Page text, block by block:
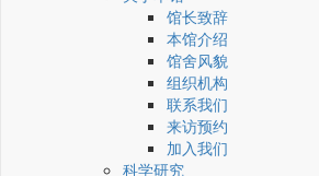
馆长致辞
本馆介绍
馆舍风貌
组织机构
联系我们
来访预约
加入我们
科学研究